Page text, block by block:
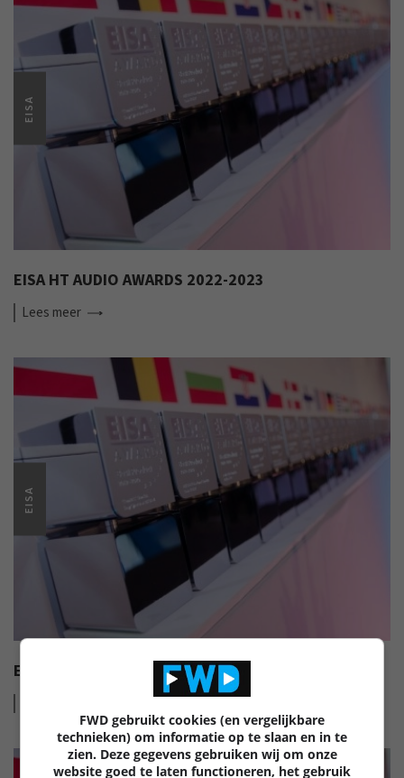
EISA
EISA HT AUDIO AWARDS 2022-2023
Lees meer
EISA
EISA HI-FI AWARDS 2022-2023
FWD gebruikt cookies (en vergelijkbare
technieken) om informatie op te slaan en in te
zien. Deze gegevens gebruiken wij om onze
website goed te laten functioneren, het gebruik